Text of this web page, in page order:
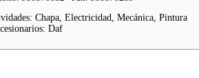
Chapa, Electricidad, Mecánica, Pintura
Daf